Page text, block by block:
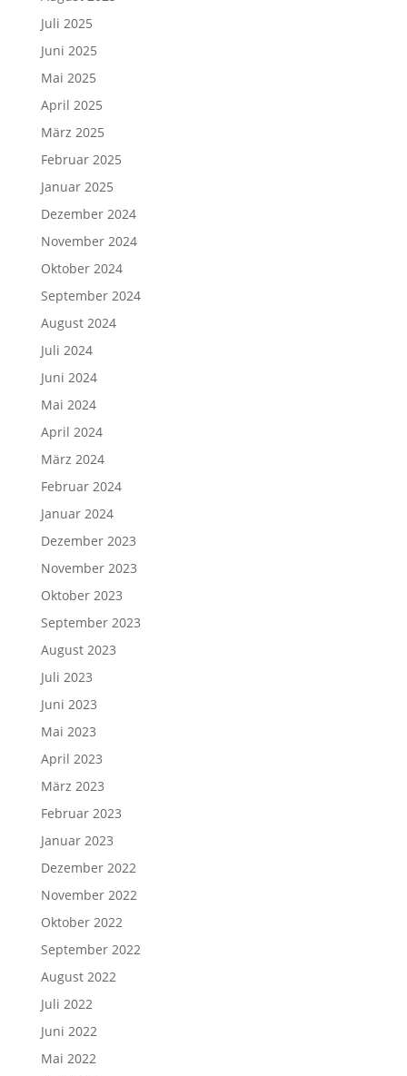
Juli 2025
Juni 2025
Mai 2025
April 2025
März 2025
Februar 2025
Januar 2025
Dezember 2024
November 2024
Oktober 2024
September 2024
August 2024
Juli 2024
Juni 2024
Mai 2024
April 2024
März 2024
Februar 2024
Januar 2024
Dezember 2023
November 2023
Oktober 2023
September 2023
August 2023
Juli 2023
Juni 2023
Mai 2023
April 2023
März 2023
Februar 2023
Januar 2023
Dezember 2022
November 2022
Oktober 2022
September 2022
August 2022
Juli 2022
Juni 2022
Mai 2022